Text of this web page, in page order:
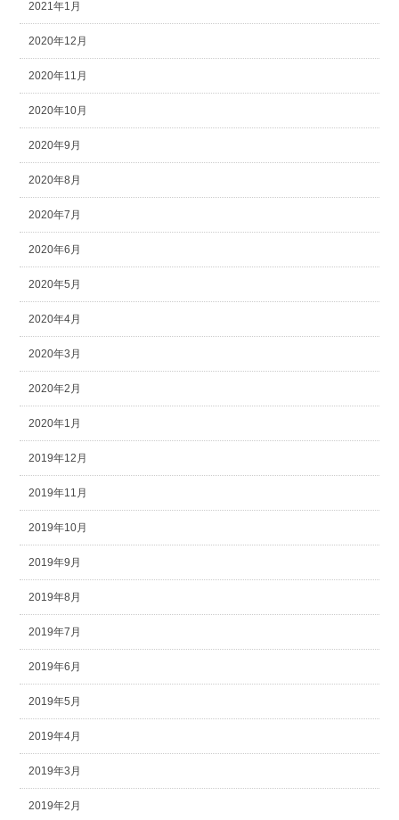
2021年1月
2020年12月
2020年11月
2020年10月
2020年9月
2020年8月
2020年7月
2020年6月
2020年5月
2020年4月
2020年3月
2020年2月
2020年1月
2019年12月
2019年11月
2019年10月
2019年9月
2019年8月
2019年7月
2019年6月
2019年5月
2019年4月
2019年3月
2019年2月